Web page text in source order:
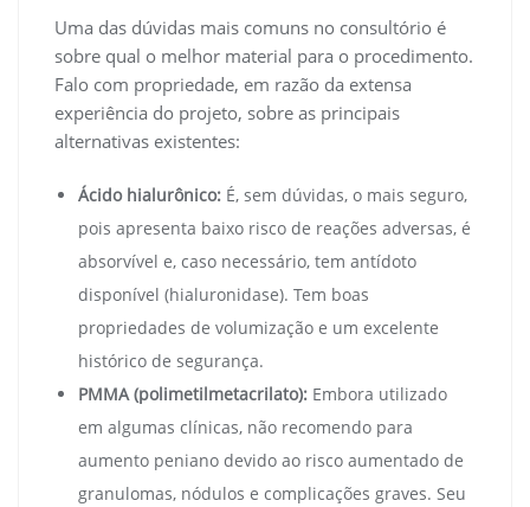
Uma das dúvidas mais comuns no consultório é
sobre qual o melhor material para o procedimento.
Falo com propriedade, em razão da extensa
experiência do projeto, sobre as principais
alternativas existentes:
Ácido hialurônico: É, sem dúvidas, o mais seguro,
pois apresenta baixo risco de reações adversas, é
absorvível e, caso necessário, tem antídoto
disponível (hialuronidase). Tem boas
propriedades de volumização e um excelente
histórico de segurança.
PMMA (polimetilmetacrilato): Embora utilizado
em algumas clínicas, não recomendo para
aumento peniano devido ao risco aumentado de
granulomas, nódulos e complicações graves. Seu